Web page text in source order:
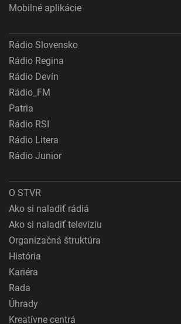
Mobilné aplikácie
Rádio Slovensko
Rádio Regina
Rádio Devín
Rádio_FM
Patria
Rádio RSI
Rádio Litera
Rádio Junior
O STVR
Ako si naladiť rádiá
Ako si naladiť televíziu
Organizačná štruktúra
História
Kariéra
Rada
Úhrady
Kreatívne centrá